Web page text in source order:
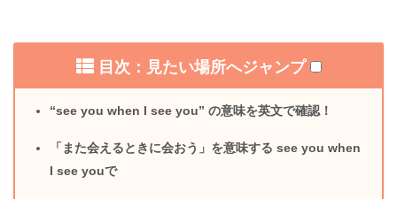
目次：見たい場所へジャンプ
“see you when I see you” の意味を英文で確認！
「また会えるときに会おう」を意味する see you when
I see youで